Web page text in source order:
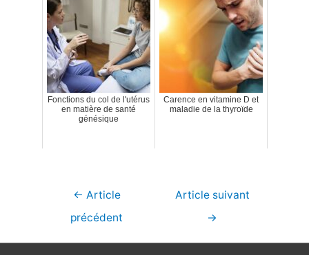
Fonctions du col de l'utérus
en matière de santé
génésique
Carence en vitamine D et
maladie de la thyroïde
Navigation
← Article
précédent
Article suivant
→